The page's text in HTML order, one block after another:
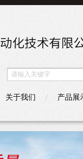
关于我们 产品展